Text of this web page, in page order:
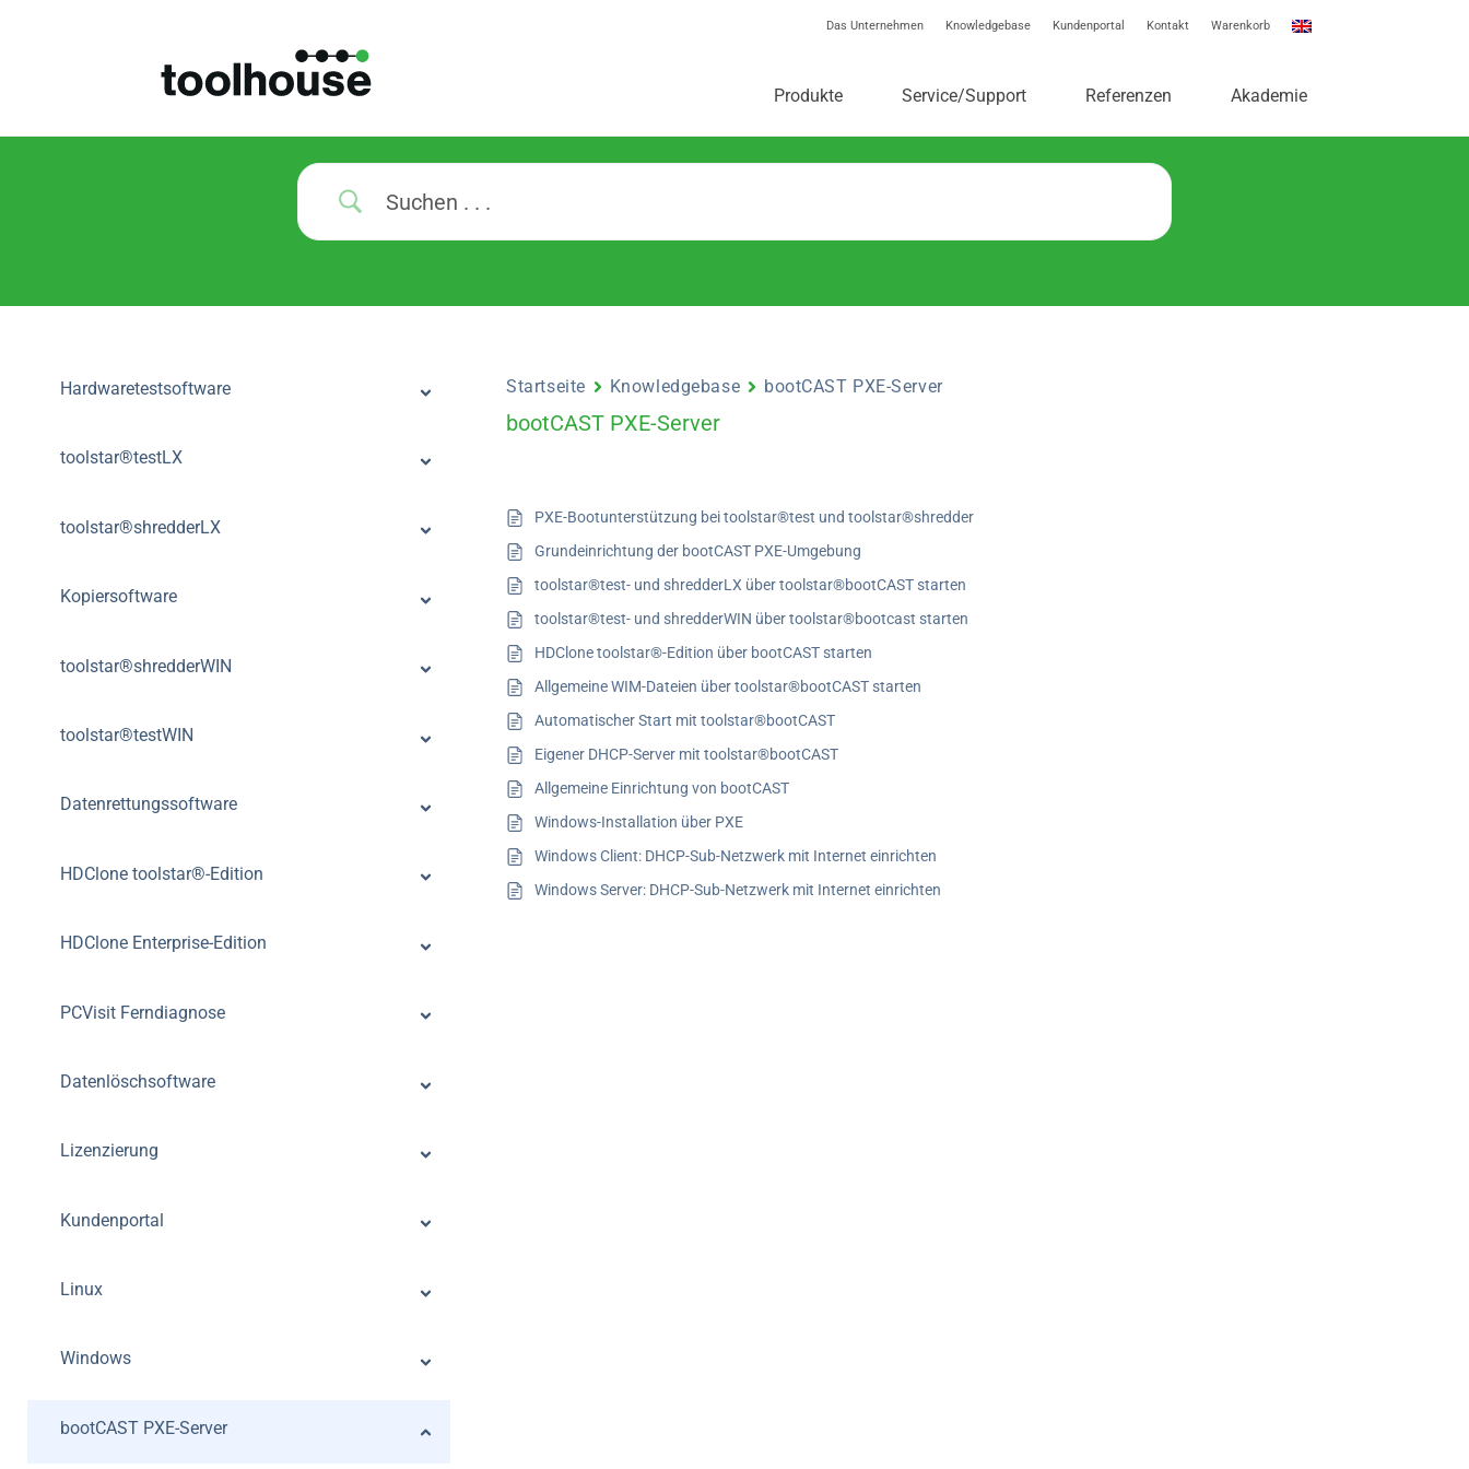
Das Unternehmen Knowledgebase Kundenportal Kontakt Warenkorb
Produkte Service/Support Referenzen Akademie
toolstar®-Knowledgebase
Hardwaretestsoftware
toolstar®testLX
toolstar®shredderLX
Kopiersoftware
toolstar®shredderWIN
toolstar®testWIN
Datenrettungssoftware
HDClone toolstar®-Edition
HDClone Enterprise-Edition
PCVisit Ferndiagnose
Datenlöschsoftware
Lizenzierung
Kundenportal
Linux
Windows
bootCAST PXE-Server
Startseite Knowledgebase bootCAST PXE-Server
bootCAST PXE-Server
PXE-Bootunterstützung bei toolstar®test und toolstar®shredder
Grundeinrichtung der bootCAST PXE-Umgebung
toolstar®test- und shredderLX über toolstar®bootCAST starten
toolstar®test- und shredderWIN über toolstar®bootcast starten
HDClone toolstar®-Edition über bootCAST starten
Allgemeine WIM-Dateien über toolstar®bootCAST starten
Automatischer Start mit toolstar®bootCAST
Eigener DHCP-Server mit toolstar®bootCAST
Allgemeine Einrichtung von bootCAST
Windows-Installation über PXE
Windows Client: DHCP-Sub-Netzwerk mit Internet einrichten
Windows Server: DHCP-Sub-Netzwerk mit Internet einrichten